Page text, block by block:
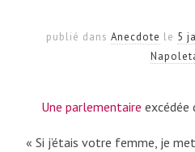
publié dans Anecdote le 5
Une parlementaire excédée
« Si j’étais votre femme, je